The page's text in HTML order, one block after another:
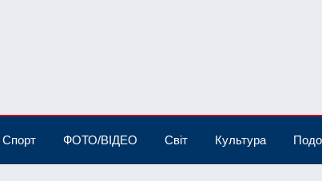
Спорт ФОТО/ВІДЕО Світ Культура